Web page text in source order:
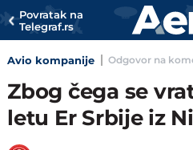
Povratak na
Telegraf.rs
Avio kompanije Odgovor na
Zbog čega se
letu Er Srbije iz